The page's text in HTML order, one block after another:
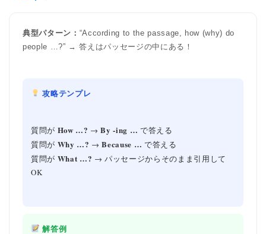
典型パターン： “According to the passage, how (why) do
people …?” → 答えはパッセージの中にある！
攻略テンプレ
質問が How …? →By -ing … で答える
質問が Why …? →Because … で答える
質問が What …? → パッセージからそのまま引用して
OK
解答例